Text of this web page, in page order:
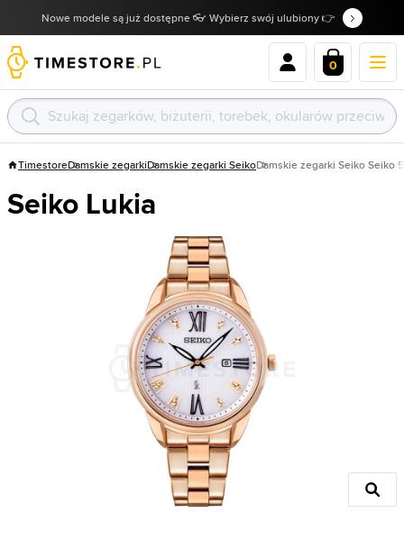
Nowe modele są już dostępne 👓 Wybierz swój ulubiony 👉
0
TimestoreDamskie zegarkiDamskie zegarki SeikoDamskie zegarki Seiko Seiko 5
Seiko Lukia